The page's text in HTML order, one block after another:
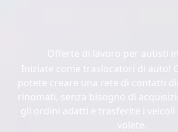
Offerte di lavoro per autisti
Iniziate come traslocatori di auto!
potete creare una rete di contatti
rinomati, senza bisogno di
gli ordini adatti e trasferite i veicoli
volete.